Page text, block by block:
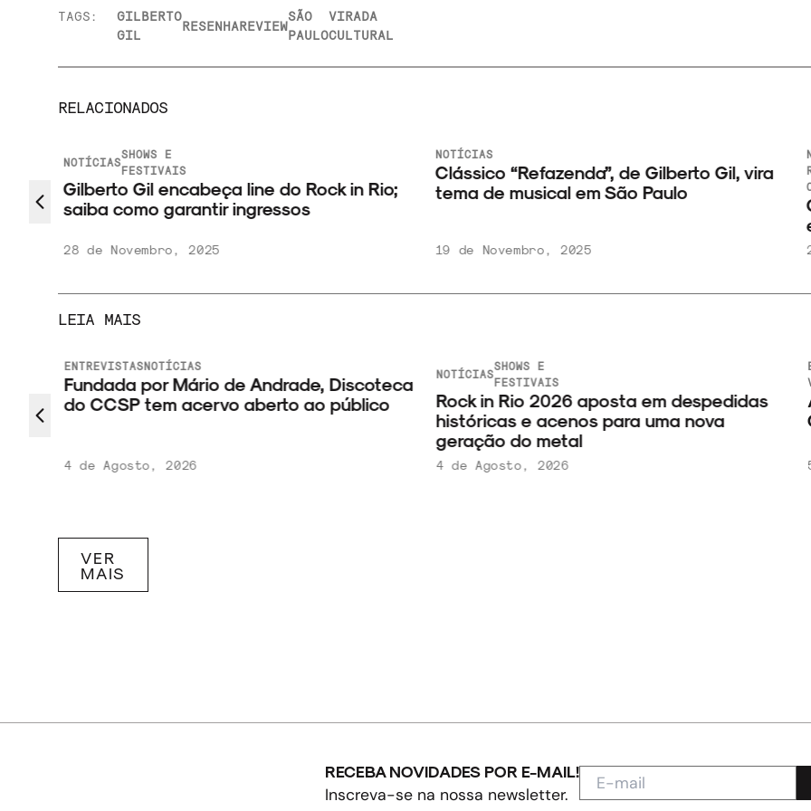
TAGS:
GILBERTO
GIL
RESENHAREVIEW
SÃO
PAULO
VIRADA
CULTURAL
RELACIONADOS
NOTÍCIAS
SHOWS E
FESTIVAIS
Gilberto Gil encabeça line do Rock in Rio;
saiba como garantir ingressos
28 de Novembro, 2025
NOTÍCIAS
Clássico “Refazenda”, de Gilberto Gil, vira
tema de musical em São Paulo
19 de Novembro, 2025
LEIA MAIS
ENTREVISTASNOTÍCIAS
Fundada por Mário de Andrade, Discoteca
do CCSP tem acervo aberto ao público
4 de Agosto, 2026
NOTÍCIAS
SHOWS E
FESTIVAIS
Rock in Rio 2026 aposta em despedidas
históricas e acenos para uma nova
geração do metal
4 de Agosto, 2026
VER
MAIS
RECEBA NOVIDADES POR E-MAIL!
Inscreva-se na nossa newsletter.